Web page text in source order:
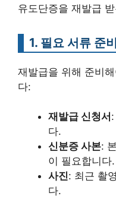
유도단증을 재발급
1. 필요 서류 준비
재발급을 위해 준비
다:
재발급 신청서
다.
신분증 사본:
이 필요합니다.
사진: 최근 촬
다.